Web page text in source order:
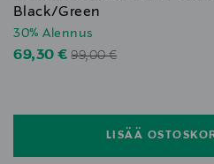
Black/Green
30% Alennus
Discounted Price
69,30 €Original Price
99,00 €
LISÄÄ